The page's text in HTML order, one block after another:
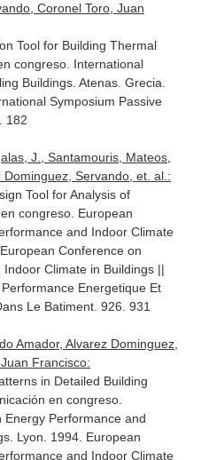
Coronel Toro, Juan
Tool for Building Thermal
congreso. International
Buildings. Atenas. Grecia.
Symposium Passive
182
J., Santamouris, Mateos,
Dominguez, Servando, et. al.:
Tool for Analysis of
congreso. European
and Indoor Climate
Conference on
Climate in Buildings ||
Energetique Et
Le Batiment. 926. 931
Amador, Alvarez Dominguez,
Francisco:
in Detailed Building
en congreso.
Performance and
Lyon. 1994. European
and Indoor Climate